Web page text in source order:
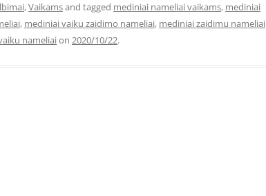
,Vaikamsand tagged mediniai nameliai vaikams, mediniai
, mediniai vaiku zaidimo nameliai, mediniai zaidimu nameliai
nameliaion 2020/10/22.